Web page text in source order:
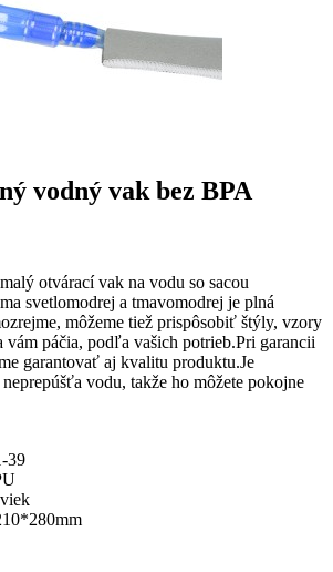
vodný vak bez BPA
otvárací vak na vodu so sacou
svetlomodrej a tmavomodrej je plná
môžeme tiež prispôsobiť štýly, vzory
vám páčia, podľa vašich potrieb.Pri garancii
garantovať aj kvalitu produktu.Je
vodu, takže ho môžete pokojne
39